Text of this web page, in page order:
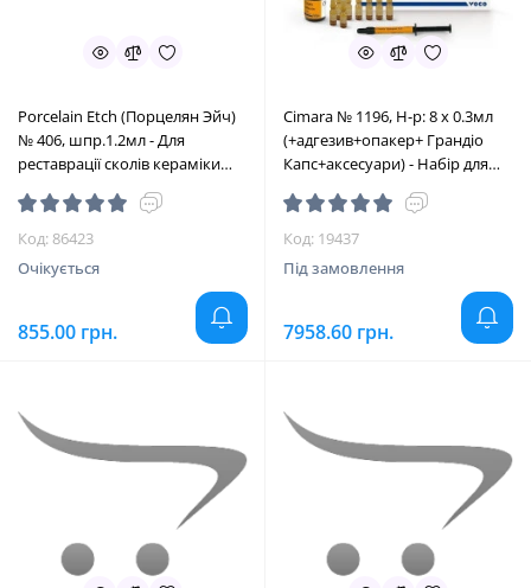
Porcelain Etch (Порцелян Эйч)
№ 406, шпр.1.2мл - Для
реставрації сколів кераміки
(Ultradent/Ультрадент)
Код: 86423
Очікується
855.00 грн.
Cimara № 1196, Н-р: 8 х 0.3мл
(+адгезив+опакер+ Грандіо
Капс+аксесуари) - Набір для
реставрації сколів кераміки
безкислотний (VOCO/Воко)
Код: 19437
Під замовлення
7958.60 грн.